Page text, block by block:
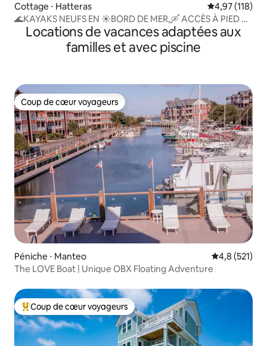
Cottage ⋅ Hatteras Évaluation
4,97 (118)
🌊KAYAKS NEUFS EN ☀️BORD DE MER,🛶 ACCÈS À PIED À
LA PLAGE🏖 !!
Locations de vacances adaptées aux
familles et avec piscine
Coup de cœur voyageurs
Coup de cœur voyageurs
Péniche ⋅ Manteo Évaluation
4,8 (521)
The LOVE Boat | Unique OBX Floating Adventure
Coups de cœur voyageurs les plus appréciés
Coup de cœur voyageurs